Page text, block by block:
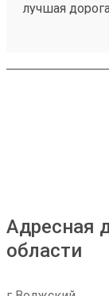
лучшая
Заказ
Адресная
области